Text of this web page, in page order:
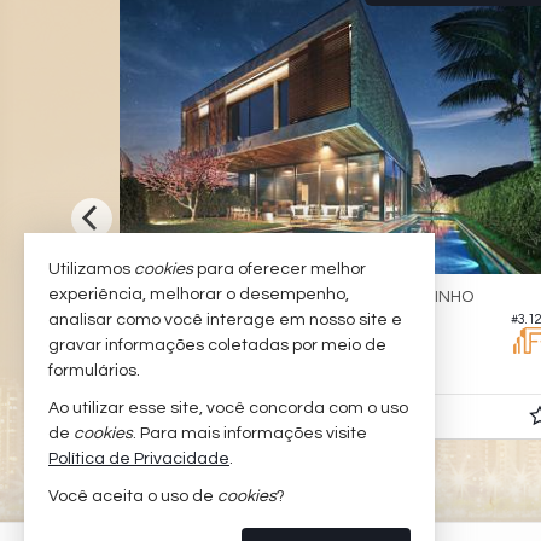
#3.079
BALNEÁRIO CAMBORIÚ - ESTALEIRINHO
Casa no Patio Estaleiro
R$ 8.480.000,
Utilizamos cookiespara oferecer melhor
experiência, melhorar o desempenho,
analisar como você interage em nosso site e
gravar informações coletadas por meio de
formulários.
Ao utilizar esse site, você concorda com o uso
de cookies. Para mais informações visite
Política de Privacidade.
Você aceita o uso de cookies?